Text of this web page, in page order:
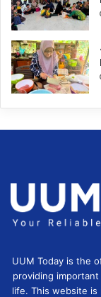
UUM Today is the
providing
life. This website